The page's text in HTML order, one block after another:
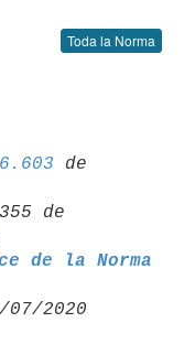
Toda la Norma
de
de
de la Norma
2020